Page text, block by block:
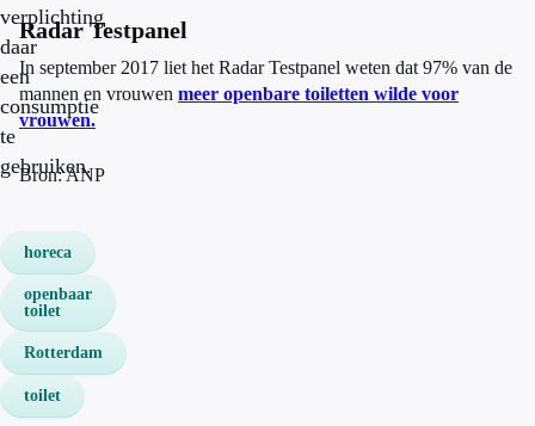
verplichting
daar
een
consumptie
te
gebruiken.
Radar Testpanel
In september 2017 liet het Radar Testpanel weten dat 97% van de
mannen en vrouwen meer openbare toiletten wilde voor
vrouwen.
Bron: ANP
horeca
openbaar
toilet
Rotterdam
toilet